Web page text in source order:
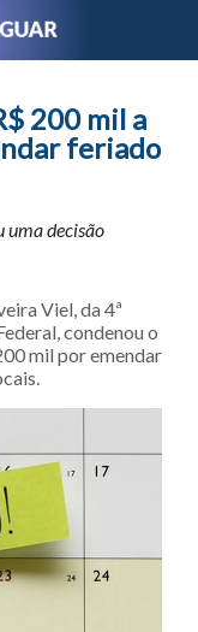
200 mil a
feriado
uma decisão
Viel, da 4ª
condenou o
mil por emendar